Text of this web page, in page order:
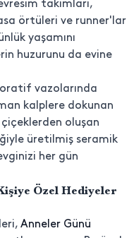
takımları,
örtüleri ve runner'lar
yaşamını
huzurunu da evine
vazolarında
kalplere dokunan
oluşan
üretilmiş seramik
her gün
Özel Hediyeler
Anneler Günü